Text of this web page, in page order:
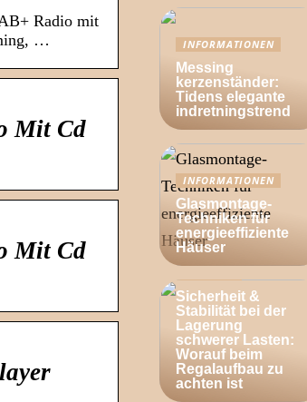
Radio mit
…
Mit Cd
Mit Cd
INFORMATIONEN
Messing
kerzenständer:
Tidens elegante
indretningstrend
INFORMATIONEN
Glasmontage-
Techniken für
energieeffiziente
Häuser
Sicherheit &
Stabilität bei der
Lagerung
schwerer Lasten:
Worauf beim
Regalaufbau zu
achten ist